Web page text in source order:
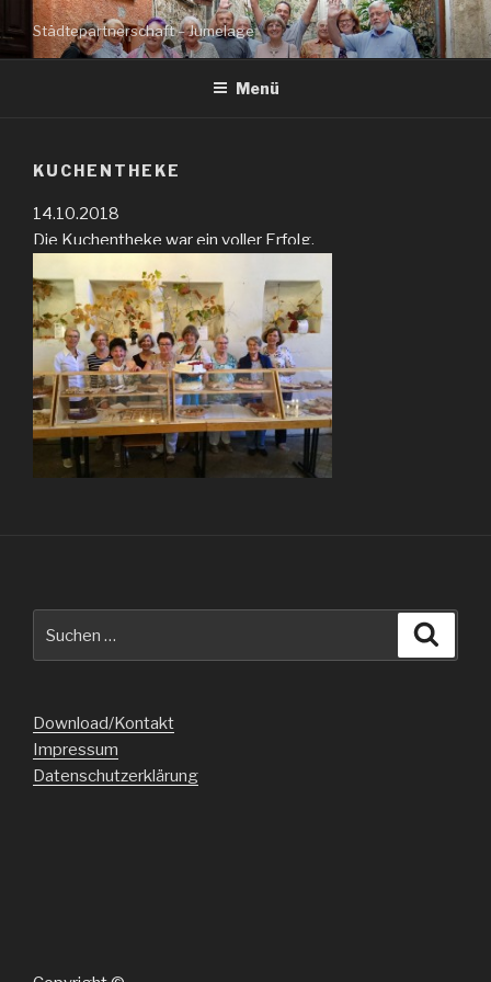
Inhalt
springen
Städtepartnerschaft – Jumelage
Menü
KUCHENTHEKE
14.10.2018
Die Kuchentheke war ein voller Erfolg.
nach:
Download/Kontakt
Impressum
Datenschutzerklärung